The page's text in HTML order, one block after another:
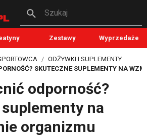
Szukaj
Zestawy Wyprzedaże
ODŻYWKI I SUPLEMENTY
SKUTECZNE SUPLEMENTY NA
odporność?
na
organizmu